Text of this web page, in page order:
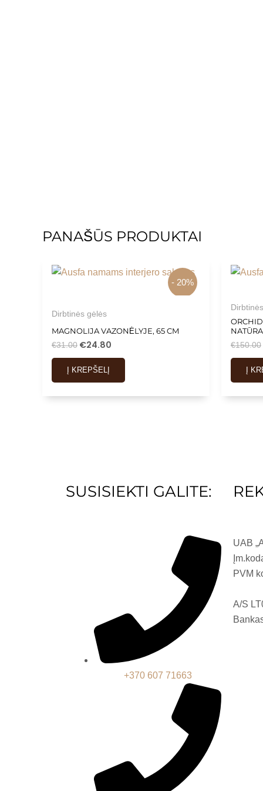
PANAŠŪS PRODUKTAI
- 20%
Dirbtinės gėlės
MAGNOLIJA VAZONĖLYJE, 65 CM
€31.00 €24.80
Į KREPŠELĮ
€150.00
Į
SUSISIEKTI GALITE:
+370 607 71663
UAB
PVM
A/S